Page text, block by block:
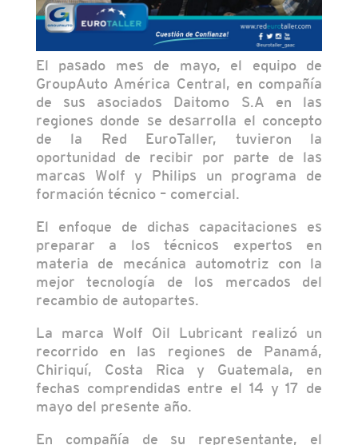
El pasado mes de mayo, el equipo de
GroupAuto América Central, en compañía
de sus asociados Daitomo S.A en las
regiones donde se desarrolla el concepto
de la Red EuroTaller, tuvieron la
oportunidad de recibir por parte de las
marcas Wolf y Philips un programa de
formación técnico – comercial.
El enfoque de dichas capacitaciones es
preparar a los técnicos expertos en
materia de mecánica automotriz con la
mejor tecnología de los mercados del
recambio de autopartes.
La marca Wolf Oil Lubricant realizó un
recorrido en las regiones de Panamá,
Chiriquí, Costa Rica y Guatemala, en
fechas comprendidas entre el 14 y 17 de
mayo del presente año.
En compañía de su representante, el